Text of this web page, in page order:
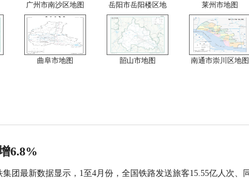
广州市南沙区地图 岳阳市岳阳楼区地 莱州市地图
曲阜市地图 韶山市地图 南通市崇川区地图
6.8%
团最新数据显示，1至4月份，全国铁路发送旅客15.55亿人次、